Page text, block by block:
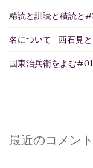
精読と訓読と積読と
名について—西石見
国東治兵衛をよむ#01
最近のコメント